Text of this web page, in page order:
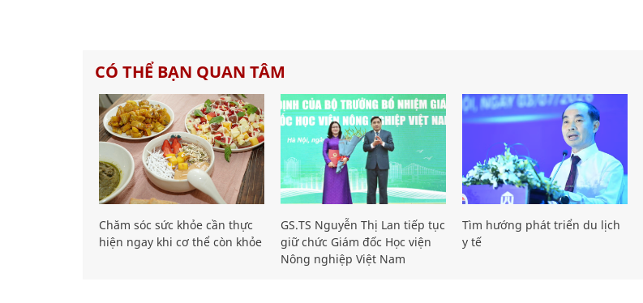
CÓ THỂ BẠN QUAN TÂM
Chăm sóc sức khỏe cần thực
hiện ngay khi cơ thể còn khỏe
GS.TS Nguyễn Thị Lan tiếp tục
giữ chức Giám đốc Học viện
Nông nghiệp Việt Nam
Tìm hướng phát triển du lịch
y tế